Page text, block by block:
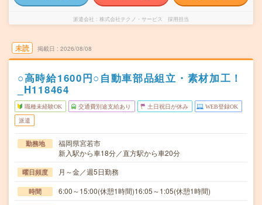
派遣会社 株式会社テクノ・サービス 採用担当
未読 掲載日 2026/08/08
○高時給1600円○自動車部品組立・素材加工！
_H118464
職種未経験OK 交通費別途支給あり 土日祝日が休み WEB登録OK
派遣
勤務地
福岡県宮若市
新入駅から車18分／直方駅から車20分
曜日頻度 月～金／週5日勤務
時間 6:00～15:00(休憩1時間)16:05～1:05(休憩1時間)